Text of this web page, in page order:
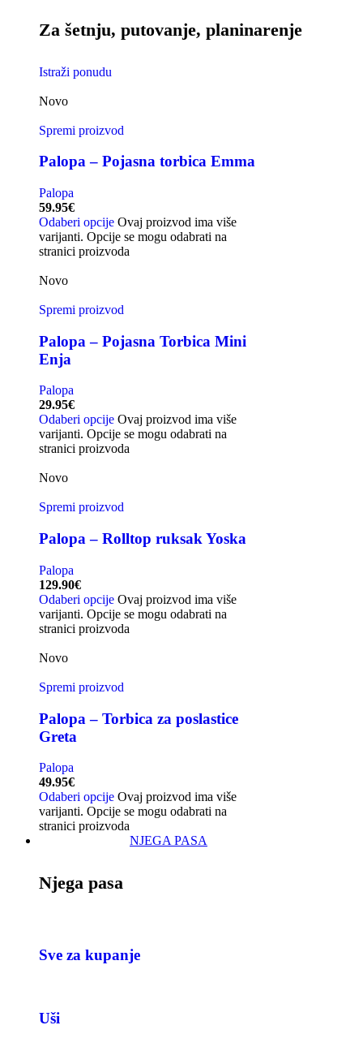
Za šetnju, putovanje, planinarenje
Istraži ponudu
Novo
Spremi proizvod
Palopa – Pojasna torbica Emma
Palopa
59.95€
Odaberi opcije Ovaj proizvod ima više
varijanti. Opcije se mogu odabrati na
stranici proizvoda
Novo
Spremi proizvod
Palopa – Pojasna Torbica Mini
Enja
Palopa
29.95€
Odaberi opcije Ovaj proizvod ima više
varijanti. Opcije se mogu odabrati na
stranici proizvoda
Novo
Spremi proizvod
Palopa – Rolltop ruksak Yoska
Palopa
129.90€
Odaberi opcije Ovaj proizvod ima više
varijanti. Opcije se mogu odabrati na
stranici proizvoda
Novo
Spremi proizvod
Palopa – Torbica za poslastice
Greta
Palopa
49.95€
Odaberi opcije Ovaj proizvod ima više
varijanti. Opcije se mogu odabrati na
stranici proizvoda
NJEGA PASA
Njega pasa
Sve za kupanje
Uši